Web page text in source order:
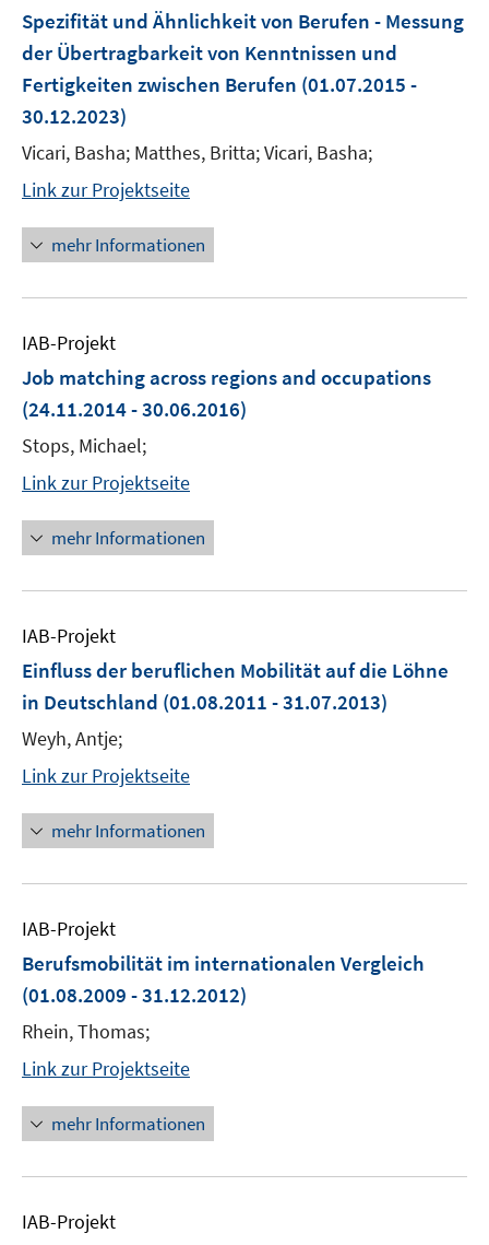
Spezifität und Ähnlichkeit von Berufen - Messung
der Übertragbarkeit von Kenntnissen und
Fertigkeiten zwischen Berufen (01.07.2015 -
30.12.2023)
Vicari, Basha; Matthes, Britta; Vicari, Basha;
Link zur Projektseite
mehr Informationen
IAB-Projekt
Job matching across regions and occupations
(24.11.2014 - 30.06.2016)
Stops, Michael;
Link zur Projektseite
mehr Informationen
IAB-Projekt
Einfluss der beruflichen Mobilität auf die Löhne
in Deutschland (01.08.2011 - 31.07.2013)
Weyh, Antje;
Link zur Projektseite
mehr Informationen
IAB-Projekt
Berufsmobilität im internationalen Vergleich
(01.08.2009 - 31.12.2012)
Rhein, Thomas;
Link zur Projektseite
mehr Informationen
IAB-Projekt